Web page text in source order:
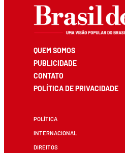
QUEM SOMOS
PUBLICIDADE
CONTATO
POLÍTICA DE PRIVACIDADE
POLÍTICA
INTERNACIONAL
DIREITOS